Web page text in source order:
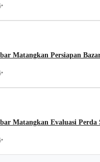
•
Matangkan Persiapan
•
Matangkan Evaluasi
•